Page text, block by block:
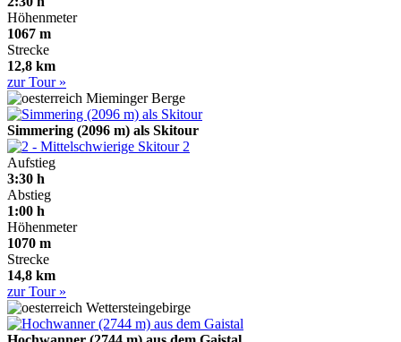
Höhenmeter
1067 m
Strecke
12,8 km
zur Tour »
Mieminger Berge
Simmering (2096 m) als Skitour
2
Aufstieg
3:30 h
Abstieg
1:00 h
Höhenmeter
1070 m
Strecke
14,8 km
zur Tour »
Wettersteingebirge